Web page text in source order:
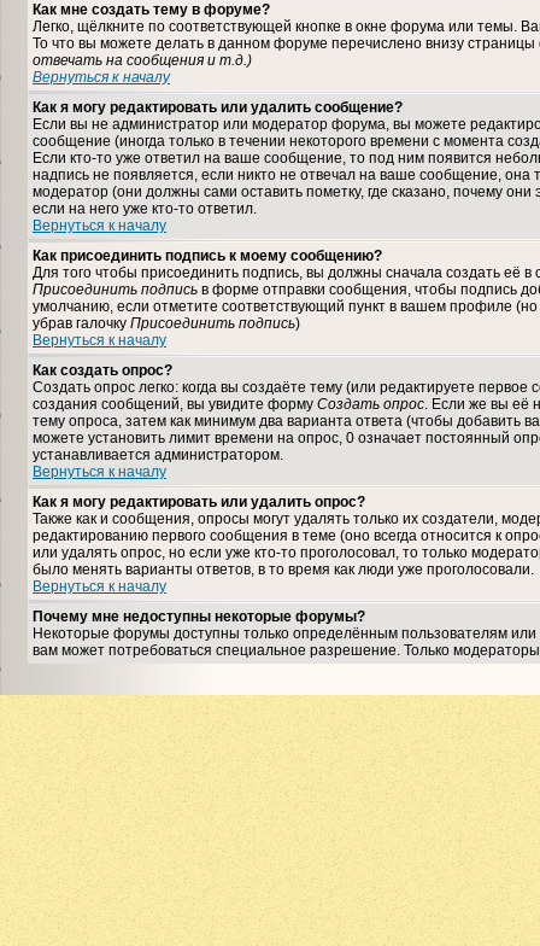
Как мне создать тему в форуме?
Легко, щёлкните по соответствующей кнопке в окне форума или темы.
То что вы можете делать в данном форуме перечислено внизу
отвечать на сообщения и т.д.)
Вернуться к началу
Как я могу редактировать или удалить сообщение?
Если вы не администратор или модератор форума, вы можете
сообщение (иногда только в течении некоторого времени с момента
Если кто-то уже ответил на ваше сообщение, то под ним появится
надпись не появляется, если никто не отвечал на ваше сообщение,
модератор (они должны сами оставить пометку, где сказано, почему
если на него уже кто-то ответил.
Вернуться к началу
Как присоединить подпись к моему сообщению?
Для того чтобы присоединить подпись, вы должны сначала создать её
Присоединить подпись в форме отправки сообщения, чтобы подпись
умолчанию, если отметите соответствующий пункт в вашем профиле
убрав галочку Присоединить подпись)
Вернуться к началу
Как создать опрос?
Создать опрос легко: когда вы создаёте тему (или редактируете
создания сообщений, вы увидите форму Создать опрос. Если же вы её
тему опроса, затем как минимум два варианта ответа (чтобы добавить
можете установить лимит времени на опрос, 0 означает постоянный
устанавливается администратором.
Вернуться к началу
Как я могу редактировать или удалить опрос?
Также как и сообщения, опросы могут удалять только их создатели,
редактированию первого сообщения в теме (оно всегда относится к
или удалять опрос, но если уже кто-то проголосовал, то только
было менять варианты ответов, в то время как люди уже проголосовали.
Вернуться к началу
Почему мне недоступны некоторые форумы?
Некоторые форумы доступны только определённым пользователям
вам может потребоваться специальное разрешение. Только